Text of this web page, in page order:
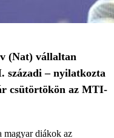
(Nat) vállaltan
századi – nyilatkozta
csütörtökön az MTI-
magyar diákok az